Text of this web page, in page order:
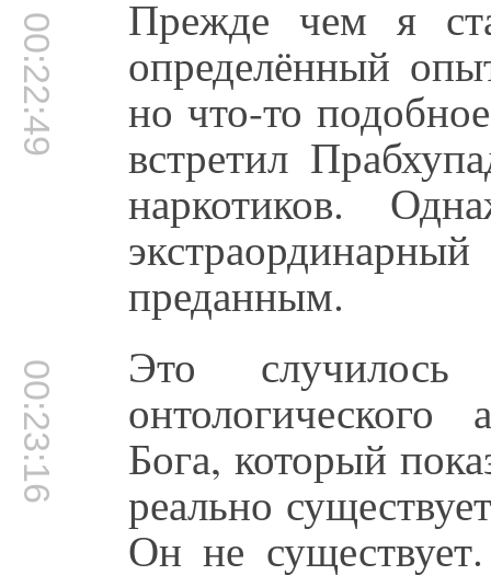
00:22:49 Прежде чем я
определённый
но что-то
встретил
наркотиков.
преданным.
00:23:16 Это
Бога, который
реально
Он не